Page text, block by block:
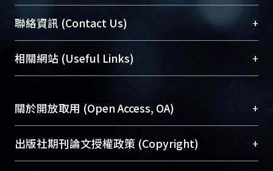
臺大位居世界頂尖大學之列，為永久珍藏及向國際
展現本校豐碩的研究成果及學術能量，圖書館整合
機構典藏（NTUR）與學術庫（AH）不同功能平
台，成為臺大學術典藏NTU scholars。期能整合研
成果。
To permanently archive and promote researcher
profiles and scholarly works, Library integrates the
services of “NTU Repository” with “Academic
聯絡資訊 (Contact Us) +
總館學科館員(Main Library)
醫學圖書館學科館員(Medical Library)
Sciences Library)
相關網站 (Useful Links) +
關於開放取用 (Open Access, OA) +
開放取用是從使用者角度提升資訊取用性的社會運
動，應用在學術研究上是透過將研究著作公開供使
出版社期刊論文授權政策 (Copyright) +